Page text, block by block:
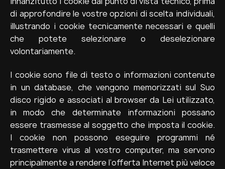
di approfondire le vostre opzioni di scelta individuali,
illustrando i cookie tecnicamente necessari e quelli
che potete selezionare o deselezionare
volontariamente.
I cookie sono file di testo o informazioni contenute
in un database, che vengono memorizzati sul Suo
disco rigido e associati al browser da Lei utilizzato,
in modo che determinate informazioni possano
essere trasmesse al soggetto che imposta il cookie.
I cookie non possono eseguire programmi né
trasmettere virus al vostro computer, ma servono
principalmente a rendere l’offerta Internet più veloce